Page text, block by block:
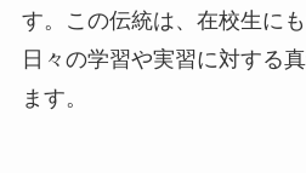
す。この伝統は、在校生に
日々の学習や実習に対する
ます。